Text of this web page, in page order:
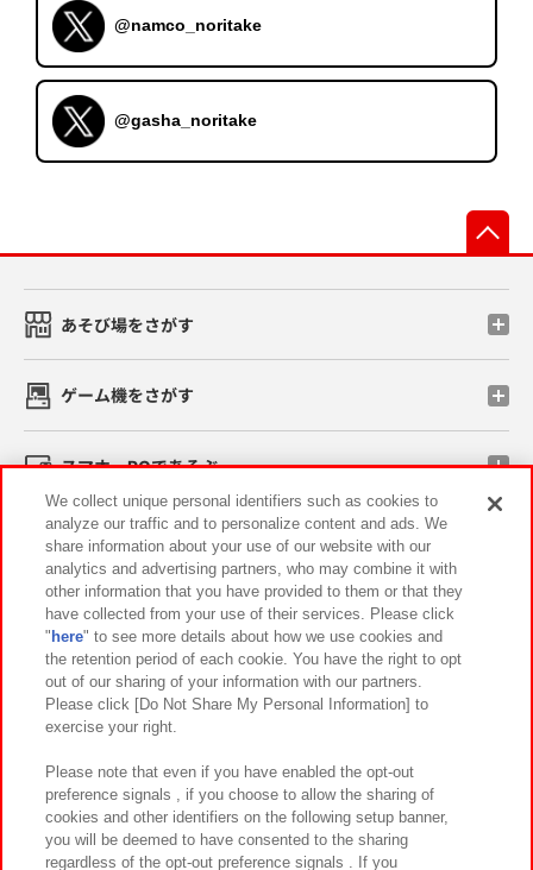
@namco_noritake
@gasha_noritake
あそび場をさがす
ゲーム機をさがす
スマホ・PCであそぶ
イベント・キャンペーン
関連会社 サステナビリティ サイトポリシー
プライバシーポリシー ウェブアクセシビリティ方針と検証結果
お取引先さまとともに
カスタマーハラスメント対応方針 よくあるご質問・お問い合わせ
We collect unique personal identifiers such as cookies to
analyze our traffic and to personalize content and ads. We
share information about your use of our website with our
analytics and advertising partners, who may combine it with
other information that you have provided to them or that they
have collected from your use of their services. Please click
" here" to see more details about how we use cookies and
the retention period of each cookie. You have the right to opt
out of our sharing of your information with our partners.
Please click [Do Not Share My Personal Information] to
exercise your right.
Please note that even if you have enabled the opt-out
preference signals , if you choose to allow the sharing of
cookies and other identifiers on the following setup banner,
you will be deemed to have consented to the sharing
regardless of the opt-out preference signals . If you